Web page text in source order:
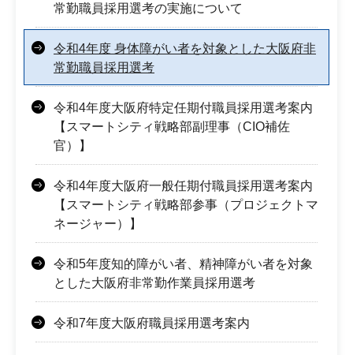
常勤職員採用選考の実施について
令和4年度 身体障がい者を対象とした大阪府非
常勤職員採用選考
令和4年度大阪府特定任期付職員採用選考案内
【スマートシティ戦略部副理事（CIO補佐
官）】
令和4年度大阪府一般任期付職員採用選考案内
【スマートシティ戦略部参事（プロジェクトマ
ネージャー）】
令和5年度知的障がい者、精神障がい者を対象
とした大阪府非常勤作業員採用選考
令和7年度大阪府職員採用選考案内